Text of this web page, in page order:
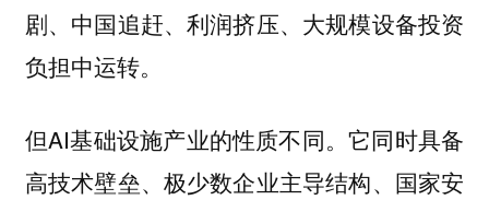
剧、中国追赶、利润挤压、大规模设备投资
负担中运转。
但AI基础设施产业的性质不同。它同时具备
高技术壁垒、极少数企业主导结构、国家安